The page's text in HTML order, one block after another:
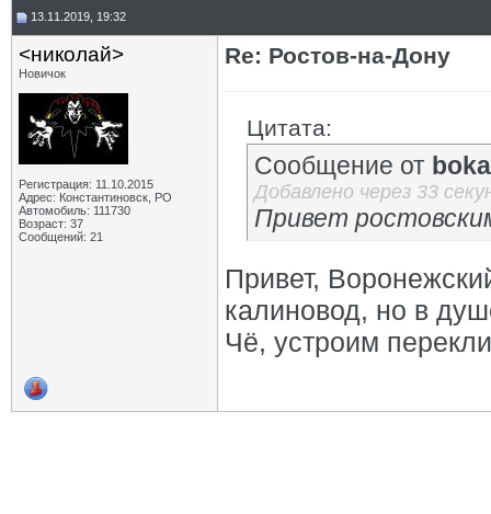
13.11.2019, 19:32
<николай>
Новичок
Регистрация: 11.10.2015
Адрес: Константиновск, РО
Автомобиль: 111730
Возраст: 37
Сообщений: 21
Re: Ростов-на-Дону
Цитата:
Сообщение от
Добавлено через 33
Привет
Привет,
калиновод, но в
Чё, устроим